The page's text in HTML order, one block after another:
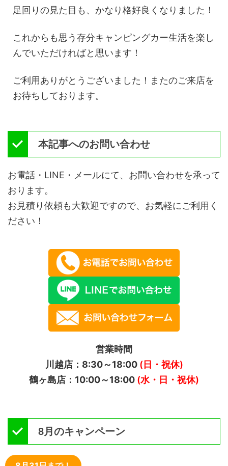
足回りの見た目も、かなり格好良くなりました！
これからも思う存分キャンピングカー生活を楽し
んでいただければと思います！
ご利用ありがとうございました！またのご来店を
お待ちしております。
本記事へのお問い合わせ
お電話・LINE・メールにて、お問い合わせを承って
おります。
お見積り依頼も大歓迎ですので、お気軽にご利用く
ださい！
営業時間
川越店：8:30～18:00(日・祝休)
鶴ヶ島店：10:00～18:00 (水・日・祝休)
8月のキャンペーン